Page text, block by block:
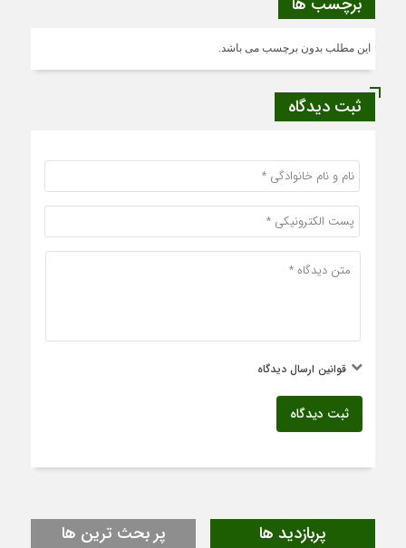
این مطلب بدون برچسب می باشد.
ثبت دیدگاه
قوانین ارسال دیدگاه
ثبت دیدگاه
پربازدید ها پر بحث ترین ها